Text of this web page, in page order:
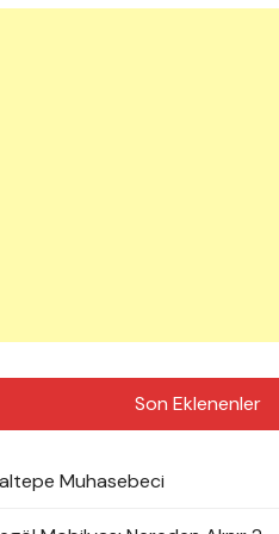
Son Eklenenler
Muhasebeci